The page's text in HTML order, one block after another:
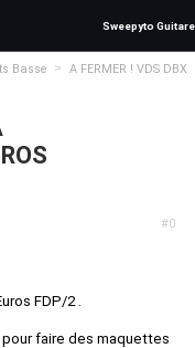
Sweepyto Guitare
Basse >
A FERMER ! VDS DBX
#0
FDP/2 .
faire des maquettes